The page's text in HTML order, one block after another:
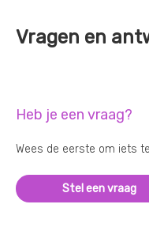
Vragen en
Heb je een vraag?
Wees de eerste om iets
Stel een vraag